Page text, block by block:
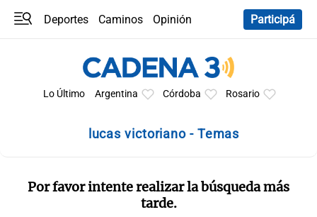
Deportes Caminos
Opinión
Participá
Lo Último Argentina Córdoba Rosario
lucas victoriano - Temas
Por favor intente realizar la búsqueda más
tarde.